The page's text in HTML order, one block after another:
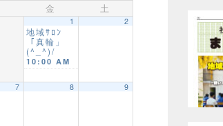
金 土
1
地域ｻﾛﾝ
「真輪」
(^_^)/
10:00 AM
2
7 8 9